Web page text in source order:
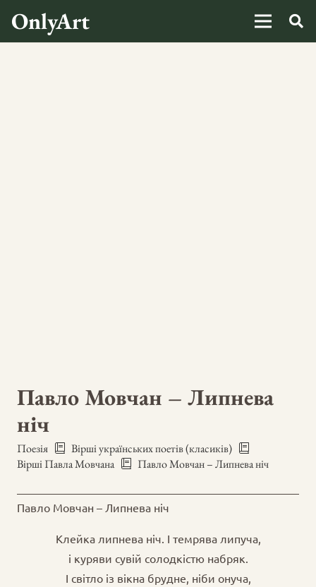
OnlyArt
Павло Мовчан – Липнева
ніч
Поезія
Вірші українських поетів (класиків)
Вірші Павла Мовчана
Павло Мовчан – Липнева ніч
Павло Мовчан – Липнева ніч
Клейка липнева ніч. І темрява липуча,
і куряви сувій солодкістю набряк.
І світло із вікна брудне, ніби онуча,